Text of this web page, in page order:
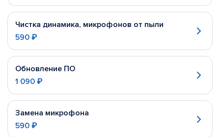
Чистка динамика, микрофонов от пыли
590 ₽
Обновление ПО
1 090 ₽
Замена микрофона
590 ₽